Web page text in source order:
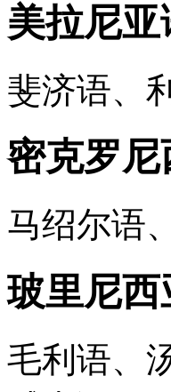
美拉尼亚
斐济语、
密克罗
马绍尔语
玻里尼西
毛利语、